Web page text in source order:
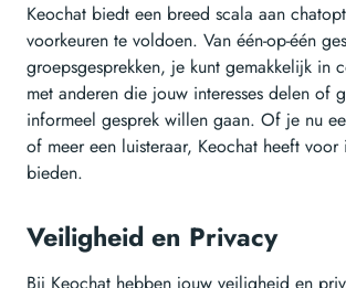
Keochat biedt een breed scala aan
voorkeuren te voldoen. Van één-op-één
groepsgesprekken, je kunt gemakkelijk in
met anderen die jouw interesses delen of
informeel gesprek willen gaan. Of je nu
of meer een luisteraar, Keochat heeft voor
bieden.
Veiligheid en Privacy